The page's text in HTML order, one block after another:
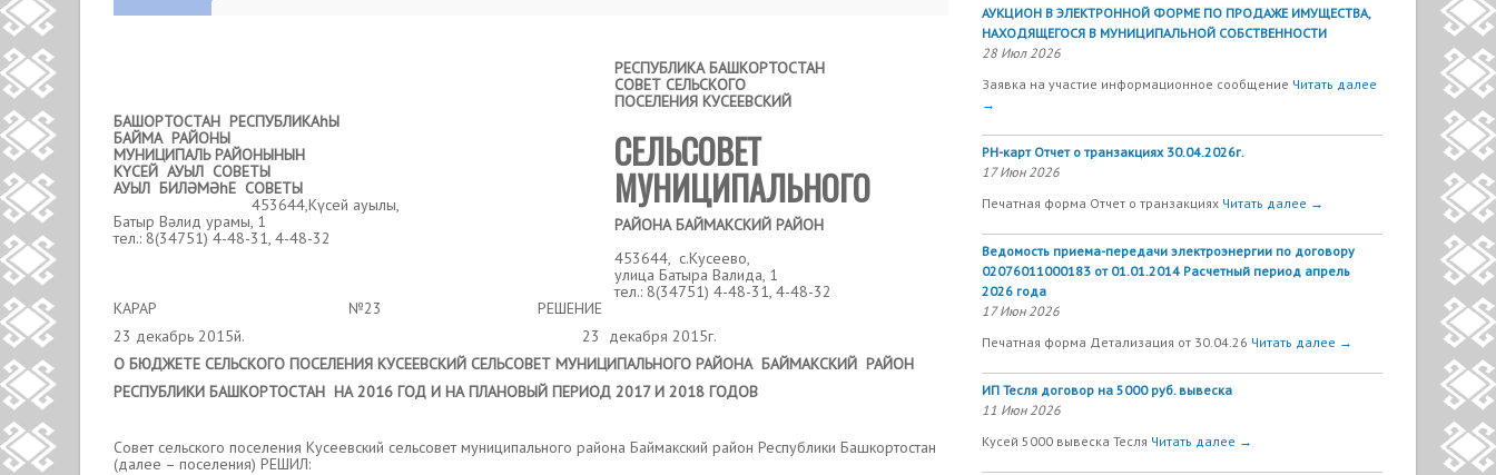
БАШОРТОСТАН РЕСПУБЛИКАһЫ
БАЙМАРАЙОНЫ
МУНИЦИПАЛЬ РАЙОНЫНЫН
КҮСЕЙ АУЫЛ СОВЕТЫ
АУЫЛ БИЛӘМӘһЕ СОВЕТЫ
453644,Күсей ауылы,
Батыр Вәлид урамы, 1
тел.: 8(34751) 4-48-31, 4-48-32
РЕСПУБЛИКА БАШКОРТОСТАН
СОВЕТ СЕЛЬСКОГО
ПОСЕЛЕНИЯ КУСЕЕВСКИЙ
СЕЛЬСОВЕТ
МУНИЦИПАЛЬНОГО
РАЙОНА БАЙМАКСКИЙ РАЙОН
453644, с.Кусеево,
улица Батыра Валида, 1
тел.: 8(34751) 4-48-31, 4-48-32
КАРАР №23 РЕШЕНИЕ
23 декабрь 2015й. 23 декабря 2015г.
О БЮДЖЕТЕ СЕЛЬСКОГО ПОСЕЛЕНИЯ КУСЕЕВСКИЙ СЕЛЬСОВЕТ МУНИЦИПАЛЬНОГО РАЙОНА БАЙМАКСКИЙ РАЙОН
РЕСПУБЛИКИ БАШКОРТОСТАН НА 2016 ГОД И НА ПЛАНОВЫЙ ПЕРИОД 2017 И 2018 ГОДОВ
Совет сельского поселения Кусеевский сельсовет муниципального района Баймакский район Республики Башкортостан
(далее – поселения) РЕШИЛ:
АУКЦИОН В ЭЛЕКТРОННОЙ ФОРМЕ ПО ПРОДАЖЕ ИМУЩЕСТВА,
НАХОДЯЩЕГОСЯ В МУНИЦИПАЛЬНОЙ СОБСТВЕННОСТИ
28 Июл 2026
Заявка на участие информационное сообщение Читать далее
→
РН-карт Отчет о транзакциях 30.04.2026г.
17 Июн 2026
Печатная форма Отчет о транзакциях Читать далее →
Ведомость приема-передачи электроэнергии по договору
02076011000183 от 01.01.2014 Расчетный период апрель
2026 года
17 Июн 2026
Печатная форма Детализация от 30.04.26 Читать далее →
ИП Тесля договор на 5000 руб. вывеска
11 Июн 2026
Кусей 5000 вывеска Тесля Читать далее →